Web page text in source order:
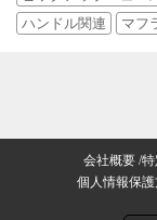
ハンドル関連
マフ
会社概要
個人情報保